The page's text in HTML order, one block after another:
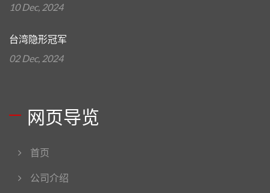
10 Dec, 2024
台湾隐形冠军
02 Dec, 2024
网页导览
首页
公司介绍